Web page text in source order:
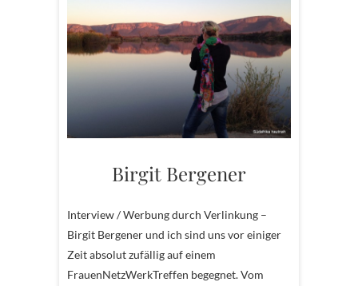
Birgit Bergener
Interview / Werbung durch Verlinkung –
Birgit Bergener und ich sind uns vor einiger
Zeit absolut zufällig auf einem
FrauenNetzWerkTreffen begegnet. Vom